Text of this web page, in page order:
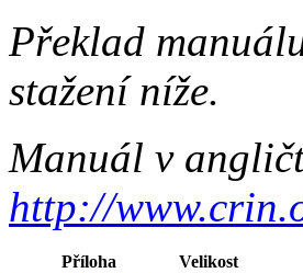
Překlad
stažení níže.
Manuál v
http://
Příloha
Velikost